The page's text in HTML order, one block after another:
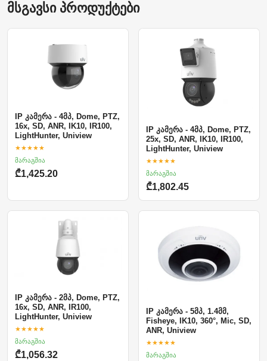
მსგავსი პროდუქტები
IP კამერა - 4მპ, Dome, PTZ,
16x, SD, ANR, IK10, IR100,
LightHunter, Uniview
★★★★★
მარაგშია
₾1,425.20
IP კამერა - 4მპ, Dome, PTZ,
25x, SD, ANR, IK10, IR100,
LightHunter, Uniview
★★★★★
მარაგშია
₾1,802.45
IP კამერა - 2მპ, Dome, PTZ,
16x, SD, ANR, IR100,
LightHunter, Uniview
★★★★★
მარაგშია
₾1,056.32
IP კამერა - 5მპ, 1.4მმ,
Fisheye, IK10, 360°, Mic, SD,
ANR, Uniview
★★★★★
მარაგშია